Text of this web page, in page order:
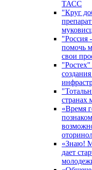
ТАСС
"Круг
"Россия
помочь
свои
"Ростех"
странах
«Время
«Знаю!
дает